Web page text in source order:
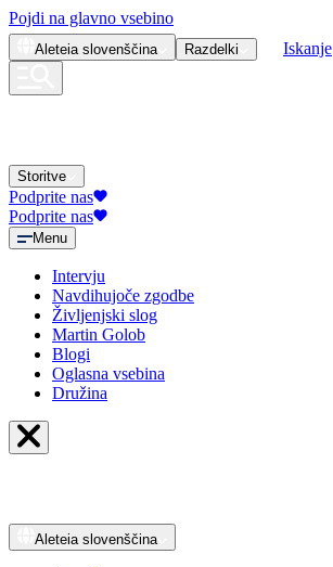
Pojdi na glavno vsebino
Aleteia slovenščina Razdelki Iskanje
Storitve
Podprite nas
Podprite nas
Menu
Intervju
Navdihujoče zgodbe
Življenjski slog
Martin Golob
Blogi
Oglasna vsebina
Družina
Aleteia slovenščina